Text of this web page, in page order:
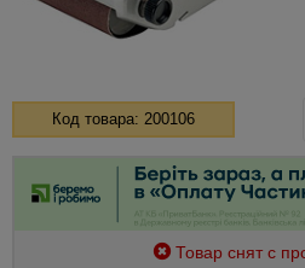
Код товара: 200106
Товар снят с